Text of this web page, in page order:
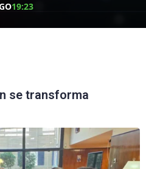
19:23
se transforma